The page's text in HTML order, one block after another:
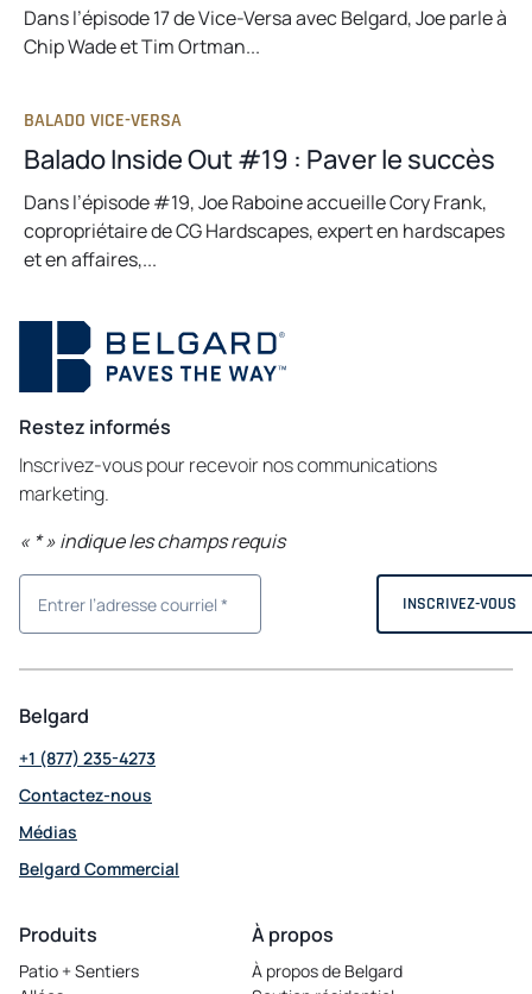
Dans l’épisode 17 de Vice-Versa avec Belgard, Joe parle à
Chip Wade et Tim Ortman...
BALADO VICE-VERSA
Balado Inside Out #19 : Paver le succès
Dans l’épisode #19, Joe Raboine accueille Cory Frank,
copropriétaire de CG Hardscapes, expert en hardscapes
et en affaires,...
Restez informés
Inscrivez-vous pour recevoir nos communications
marketing.
« *» indique les champs requis
Belgard
+1 (877) 235-4273
Contactez-nous
Médias
Belgard Commercial
in
new
Produits
Patio + Sentiers
À propos
À propos de Belgard